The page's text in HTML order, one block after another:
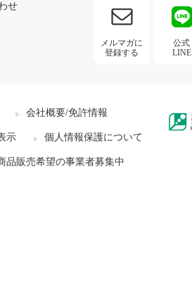
せ
メルマガに
登録する
公式
LINE
会社概要/免許情報
示 個人情報保護について
品販売希望の事業者募集中